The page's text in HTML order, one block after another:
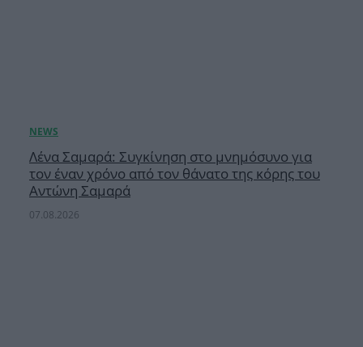
Λένα Σαμαρά: Συγκίνηση στο μνημόσυνο για
τον έναν χρόνο από τον θάνατο της κόρης του
Αντώνη Σαμαρά
07.08.2026